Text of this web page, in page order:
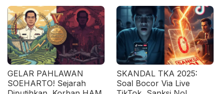
GELAR PAHLAWAN
SOEHARTO! Sejarah
SKANDAL TKA 2025:
Soal Bocor Via Live